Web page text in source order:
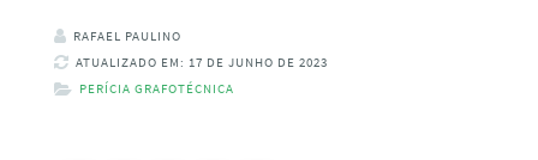
RAFAEL PAULINO
ATUALIZADO EM: 17 DE JUNHO DE 2023
PERÍCIA GRAFOTÉCNICA